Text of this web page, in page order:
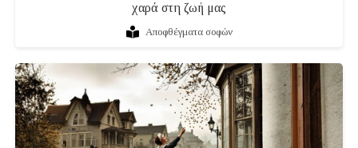
χαρά στη ζωή μας
Αποφθέγματα σοφών